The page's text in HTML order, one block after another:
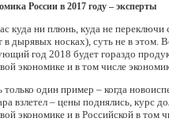
России в 2017 году – эксперты
куда ни плюнь, куда не переключи
в дырявых носках), суть не в этом.
год 2018 будет гораздо
экономике и в том числе
только один пример – когда
взлетел – цены поднялись, курс
экономике и в Российской в том